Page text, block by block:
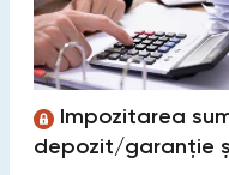
Impozitarea
depozit/garanție